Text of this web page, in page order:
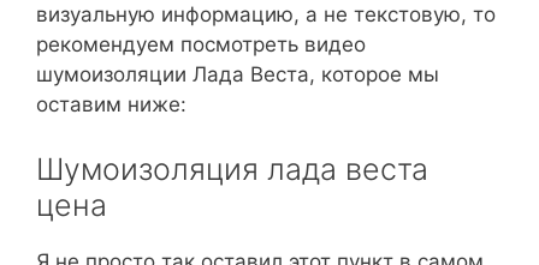
визуальную информацию, а не текстовую, то
рекомендуем посмотреть видео
шумоизоляции Лада Веста, которое мы
оставим ниже:
Шумоизоляция лада веста
цена